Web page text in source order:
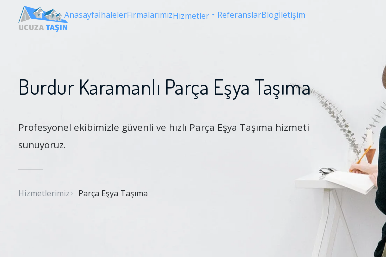
AnasayfaİhalelerFirmalarımızHizmetler ReferanslarBlogİletişim
Burdur Karamanlı Parça Eşya Taşıma
Profesyonel ekibimizle güvenli ve hızlı Parça Eşya Taşıma hizmeti
sunuyoruz.
Hizmetlerimiz Parça Eşya Taşıma